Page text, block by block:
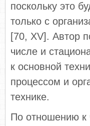
поскольку это
только с
[70, XV]. Автор
числе и
к основной
процессом и
технике.
По отношению к